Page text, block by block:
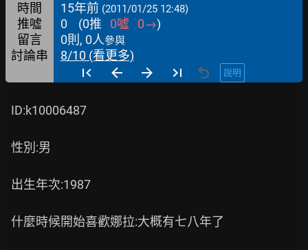
時間 15年前 (2011/01/25 12:48)
推噓 0 (0推 0噓 0→)
留言
0則, 0人參與
討論串 8/10 (看更多)
說明